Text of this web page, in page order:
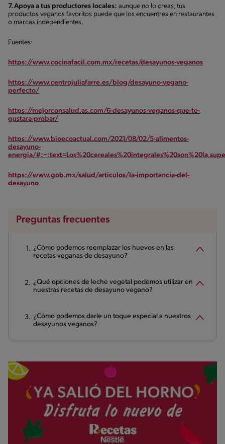
7. Apoya a tus productores locales: aunque no lo creas, tus
productos veganos favoritos puede que los encuentres en restaurantes
o marcas independientes.
Fuentes:
https://www.cocinafacil.com.mx/recetas/desayunos-veganos
https://www.centrojuliafarre.es/blog/desayuno-vegano-
perfecto/
https://mejorconsalud.as.com/6-desayunos-veganos-que-te-
gustara-probar/
https://www.bioecoactual.com/2021/08/02/5-alimentos-
desayuno-
energia/
https://www.gob.mx/salud/articulos/la-importancia-del-
desayuno
Preguntas frecuentes
¿Cómo podemos reemplazar los huevos en las
recetas veganas de desayuno?
¿Qué opciones de leche vegetal podemos utilizar en
nuestras recetas de desayuno vegano?
¿Cómo podemos darle un toque especial a nuestros
desayunos veganos?